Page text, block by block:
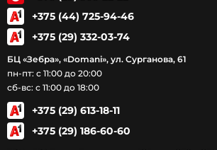
+375 (44) 725-94-46
+375 (29) 332-03-74
БЦ «Зебра», «Domani», ул. Сурганова, 61
пн-пт: с 11:00 до 20:00
сб-вс: с 11:00 до 18:00
+375 (29) 613-18-11
+375 (29) 186-60-60